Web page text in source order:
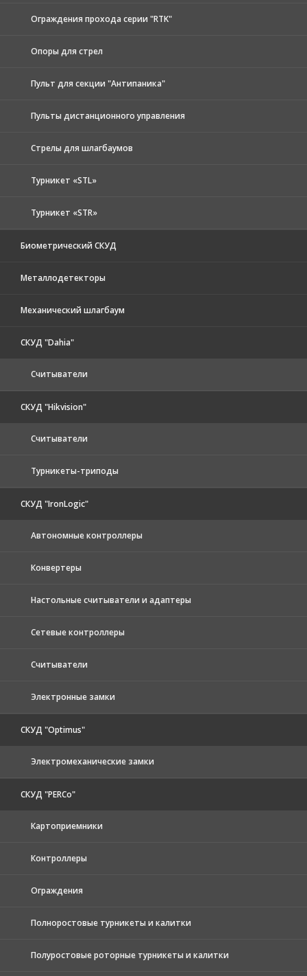
Ограждения прохода серии "RTK"
Опоры для стрел
Пульт для секции "Антипаника"
Пульты дистанционного управления
Стрелы для шлагбаумов
Турникет «STL»
Турникет «STR»
Биометрический СКУД
Металлодетекторы
Механический шлагбаум
СКУД "Dahia"
Считыватели
СКУД "Hikvision"
Считыватели
Турникеты-триподы
СКУД "IronLogic"
Автономные контроллеры
Конвертеры
Настольные считыватели и адаптеры
Сетевые контроллеры
Считыватели
Электронные замки
СКУД "Optimus"
Электромеханические замки
СКУД "PERCo"
Картоприемники
Контроллеры
Ограждения
Полноростовые турникеты и калитки
Полуростовые роторные турникеты и калитки